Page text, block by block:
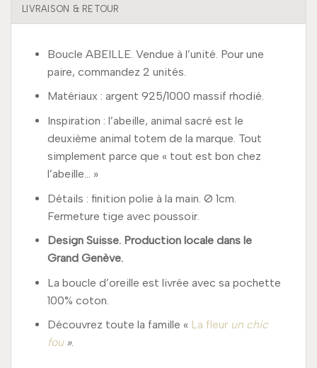
LIVRAISON & RETOUR
Boucle ABEILLE. Vendue à l’unité. Pour une
paire, commandez 2 unités.
Matériaux : argent 925/1000 massif rhodié.
Inspiration : l’abeille, animal sacré est le
deuxième animal totem de la marque. Tout
simplement parce que « tout est bon chez
l’abeille… »
Détails : finition polie à la main. Ø 1cm.
Fermeture tige avec poussoir.
Design Suisse. Production locale dans le
Grand Genève.
La boucle d’oreille est livrée avec sa pochette
100% coton.
Découvrez toute la famille « La fleur un chic
fou».